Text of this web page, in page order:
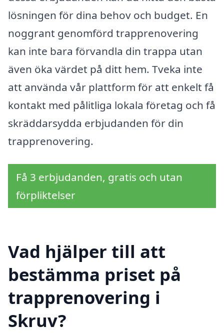
lösningen för dina behov och budget. En
noggrant genomförd trapprenovering
kan inte bara förvandla din trappa utan
även öka värdet på ditt hem. Tveka inte
att använda vår plattform för att enkelt få
kontakt med pålitliga lokala företag och få
skräddarsydda erbjudanden för din
trapprenovering.
Få 3 erbjudanden, gratis och utan
förpliktelser
Vad hjälper till att
bestämma priset på
trapprenovering i
Skruv?